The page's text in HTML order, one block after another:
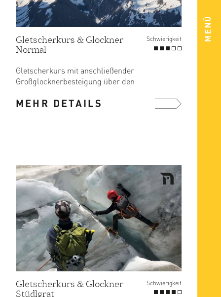
MENÜ
Gletscherkurs & Glockner
Normal
Schwierigkeit
Gletscherkurs mit anschließender
Großglocknerbesteigung über den
MEHR DETAILS
Gletscherkurs & Glockner
Stüdlgrat
Schwierigkeit